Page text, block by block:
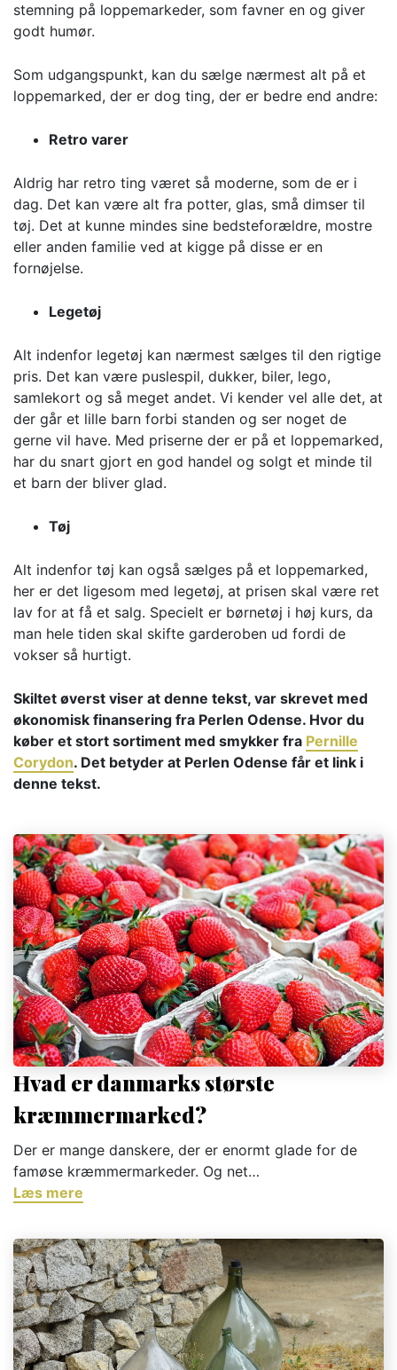
stemning på loppemarkeder, som favner en og giver
godt humør.
Som udgangspunkt, kan du sælge nærmest alt på et
loppemarked, der er dog ting, der er bedre end andre:
Retro varer
Aldrig har retro ting været så moderne, som de er i
dag. Det kan være alt fra potter, glas, små dimser til
tøj. Det at kunne mindes sine bedsteforældre, mostre
eller anden familie ved at kigge på disse er en
fornøjelse.
Legetøj
Alt indenfor legetøj kan nærmest sælges til den rigtige
pris. Det kan være puslespil, dukker, biler, lego,
samlekort og så meget andet. Vi kender vel alle det, at
der går et lille barn forbi standen og ser noget de
gerne vil have. Med priserne der er på et loppemarked,
har du snart gjort en god handel og solgt et minde til
et barn der bliver glad.
Tøj
Alt indenfor tøj kan også sælges på et loppemarked,
her er det ligesom med legetøj, at prisen skal være ret
lav for at få et salg. Specielt er børnetøj i høj kurs, da
man hele tiden skal skifte garderoben ud fordi de
vokser så hurtigt.
Skiltet øverst viser at denne tekst, var skrevet med
økonomisk finansering fra Perlen Odense. Hvor du
køber et stort sortiment med smykker fra Pernille
Corydon. Det betyder at Perlen Odense får et link i
denne tekst.
Hvad er danmarks største
kræmmermarked?
Der er mange danskere, der er enormt glade for de
famøse kræmmermarkeder. Og net…
Læs mere